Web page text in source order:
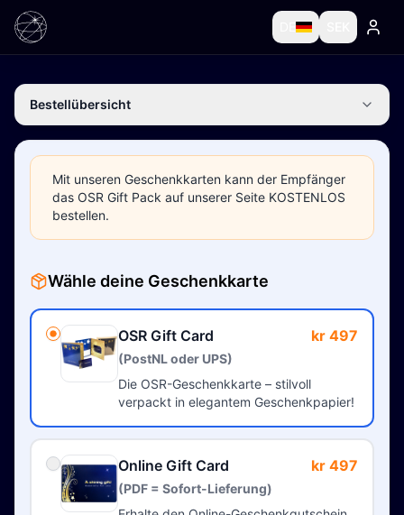
Bestellübersicht
Mit unseren Geschenkkarten kann der Empfänger
das OSR Gift Pack auf unserer Seite KOSTENLOS
bestellen.
Wähle deine Geschenkkarte
OSR Gift Card kr 497
(PostNL oder UPS)
Die OSR-Geschenkkarte – stilvoll
verpackt in elegantem Geschenkpapier!
Online Gift Card kr 497
(PDF = Sofort-Lieferung)